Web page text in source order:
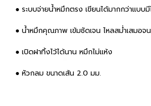
● ระบบจ่ายน้ำหมึกตรง เขียนได้มากกว่าแบบมี
● น้ำหมึกคุณภาพ เข้มชัดเจน ไหลสม่ำเสมอ
● เปิดฝาทิ้งไว้ได้นาน หมึกไม่แห้ง
● หัวกลม ขนาดเส้น 2.0 มม.